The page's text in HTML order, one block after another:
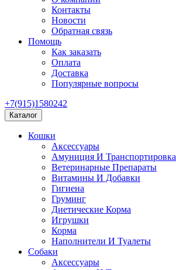
Контакты
Новости
Обратная связь
Помощь
Как заказать
Оплата
Доставка
Популярные вопросы
+7(915)1580242
Каталог
Кошки
Аксессуары
Амуниция И Транспортировка
Ветеринарные Препараты
Витамины И Добавки
Гигиена
Груминг
Диетические Корма
Игрушки
Корма
Наполнители И Туалеты
Собаки
Аксессуары